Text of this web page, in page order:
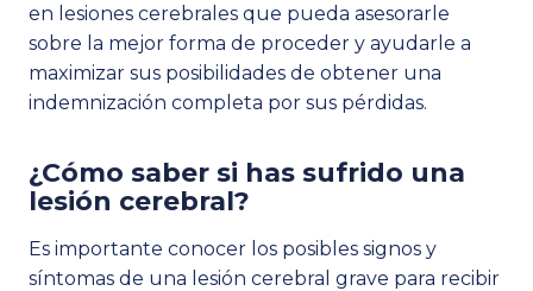
en lesiones cerebrales que pueda asesorarle
sobre la mejor forma de proceder y ayudarle a
maximizar sus posibilidades de obtener una
indemnización completa por sus pérdidas.
¿Cómo saber si has sufrido una
lesión cerebral?
Es importante conocer los posibles signos y
síntomas de una lesión cerebral grave para recibir